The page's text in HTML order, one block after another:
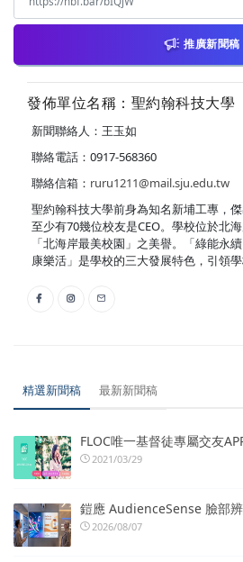
推廣新聞稿
發佈單位名稱：聖約翰科技大學
新聞聯絡人：王玉如
聯絡電話：0917-568360
聯絡信箱： ruru1211@mail.sju.edu.tw
聖約翰科技大學前身為知名新埔工專，
至少有70幾位校友是CEO。學校位於北
「北海岸最美校園」之美譽。「綠能永
康樂活」是學校的三大發展特色，引領學
精選新聞稿 最新新聞稿
FLOC唯一基督徒專屬交友
2021/03/29
鎧應 AudienceSense 臉部
2026/08/07